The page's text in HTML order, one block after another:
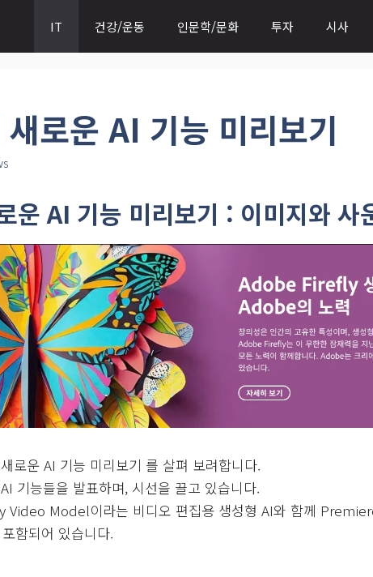
IT 건강/운동 인문학/문화 투자 시사
로운 AI 기능 미리보기
운 AI 기능 미리보기 : 이미지와 사
로운 AI 기능 미리보기 를 살펴 보려합니다.
기능들을 발표하며, 시선을 끌고 있습니다.
Video Model이라는 비디오 편집용 생성형 AI와 함께
함되어 있습니다.